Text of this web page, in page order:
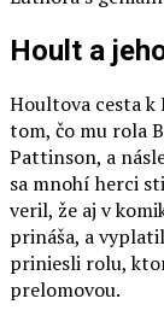
Hoult a
Houltova cesta k
tom, čo mu rola
Pattinson, a
sa mnohí herci
veril, že aj v
prináša, a
priniesli rolu,
prelomovou.